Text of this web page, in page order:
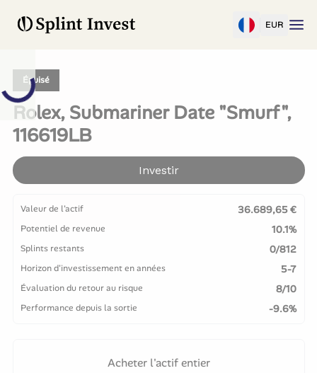
EUR
Épuisé
Rolex, Submariner Date "Smurf",
116619LB
Investir
Valeur de l'actif 36.689,65 €
Potentiel de revenue 10.1%
Splints restants 0/812
Horizon d'investissement en années 5-7
Évaluation du retour au risque 8/10
Performance depuis la sortie -9.6%
Acheter l'actif entier